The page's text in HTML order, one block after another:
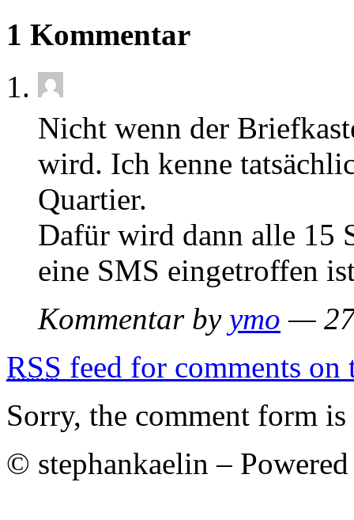
1 Kommentar
Nicht wenn der
wird. Ich kenne
Quartier.
Dafür wird dann alle 15
eine SMS eingetroffen
Kommentar by ymo —
RSS feed for comments on
Sorry, the comment form
© stephankaelin –